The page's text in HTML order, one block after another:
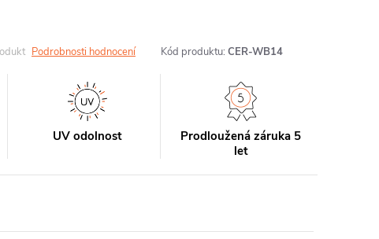
Podrobnosti hodnocení Kód produktu: CER-WB14
UV odolnost
Prodloužená záruka 5
let